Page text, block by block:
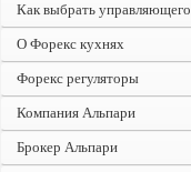
Как выбрать управляющего
О Форекс кухнях
Форекс регуляторы
Компания Альпари
Брокер Альпари